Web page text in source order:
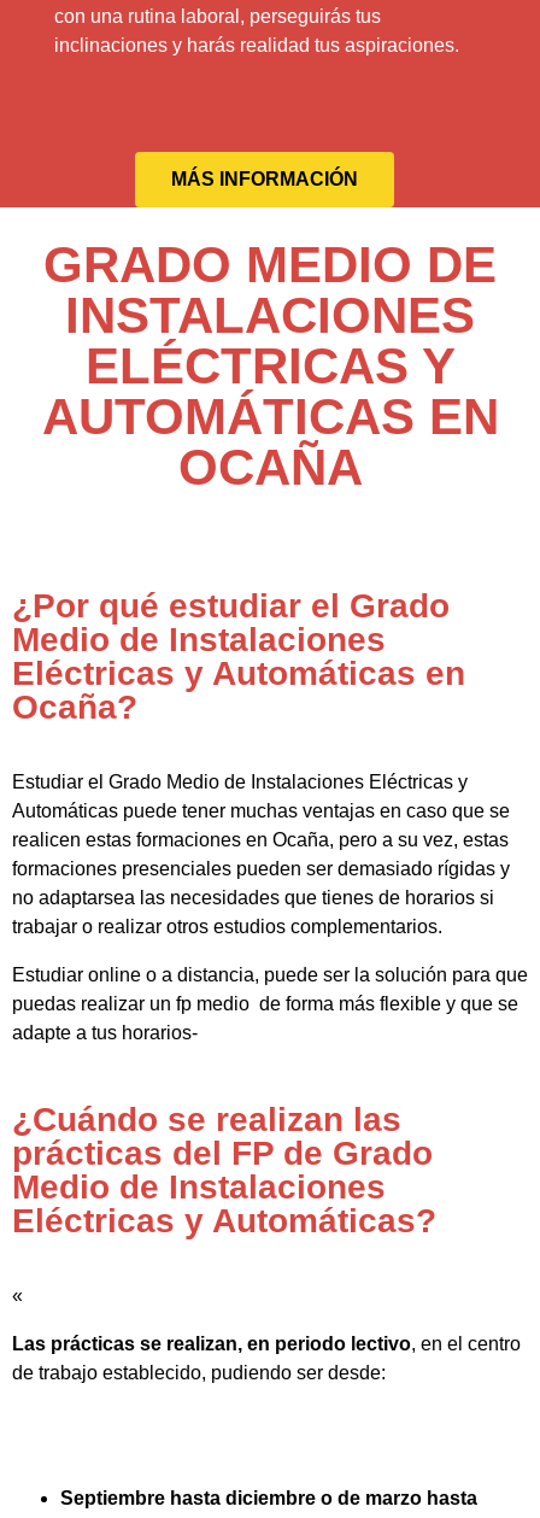
con una rutina laboral, perseguirás tus
inclinaciones y harás realidad tus aspiraciones.
MÁS INFORMACIÓN
GRADO MEDIO DE
INSTALACIONES
ELÉCTRICAS Y
AUTOMÁTICAS EN
OCAÑA
¿Por qué estudiar el Grado
Medio de Instalaciones
Eléctricas y Automáticas en
Ocaña?
Estudiar el Grado Medio de Instalaciones Eléctricas y
Automáticas puede tener muchas ventajas en caso que se
realicen estas formaciones en Ocaña, pero a su vez, estas
formaciones presenciales pueden ser demasiado rígidas y
no adaptarsea las necesidades que tienes de horarios si
trabajar o realizar otros estudios complementarios.
Estudiar online o a distancia, puede ser la solución para que
puedas realizar un fp medio de forma más flexible y que se
adapte a tus horarios-
¿Cuándo se realizan las
prácticas del FP de Grado
Medio de Instalaciones
Eléctricas y Automáticas?
«
Las prácticas se realizan, en periodo lectivo, en el centro
de trabajo establecido, pudiendo ser desde:
Septiembre hasta diciembre o de marzo hasta